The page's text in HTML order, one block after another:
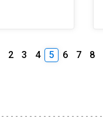
2 3 4 5 6 7 8